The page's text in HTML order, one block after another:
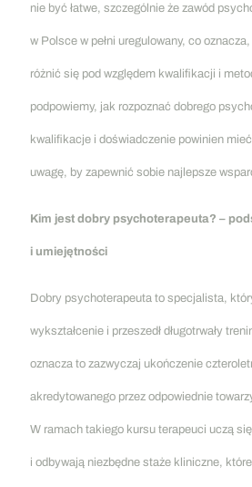
nie być łatwe, szczególnie że zawód
w Polsce w pełni uregulowany, co
różnić się pod względem kwalifikacji i
podpowiemy, jak rozpoznać dobrego
kwalifikacje i doświadczenie powinien
uwagę, by zapewnić sobie najlepsze
Kim jest dobry psychoterapeuta? –
i umiejętności
Dobry psychoterapeuta to specjalista,
wykształcenie i przeszedł długotrwały
oznacza to zazwyczaj ukończenie
akredytowanego przez odpowiednie
W ramach takiego kursu terapeuci uczą
i odbywają niezbędne staże kliniczne,